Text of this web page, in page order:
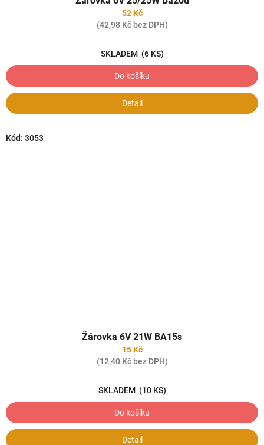
52 Kč
(42,98 Kč bez DPH)
SKLADEM (6 KS)
Do košíku
Detail
Žárovka 6V 21W BA15s
15 Kč
(12,40 Kč bez DPH)
SKLADEM (10 KS)
Do košíku
Detail
Kód: 3053